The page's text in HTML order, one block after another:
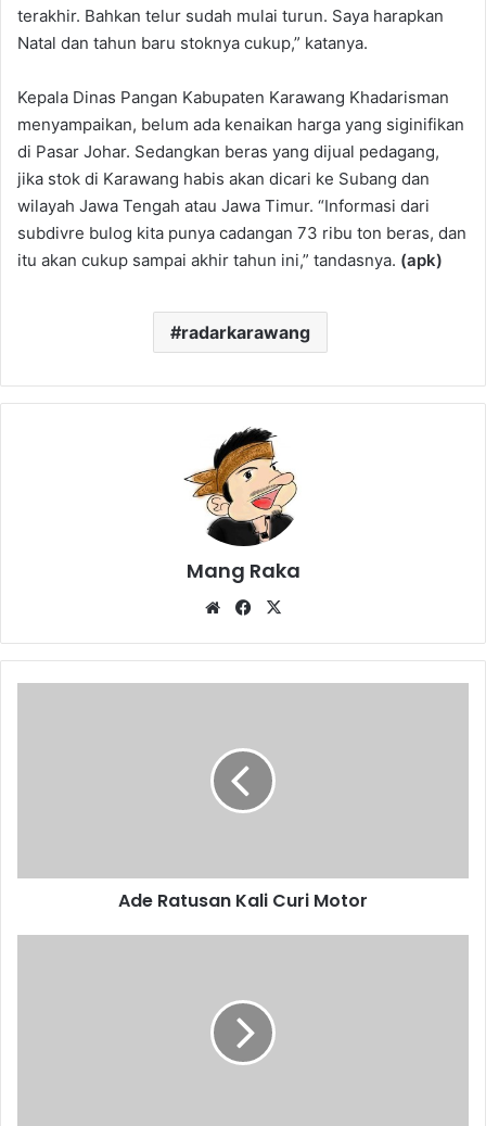
terakhir. Bahkan telur sudah mulai turun. Saya harapkan
Natal dan tahun baru stoknya cukup,” katanya.
Kepala Dinas Pangan Kabupaten Karawang Khadarisman
menyampaikan, belum ada kenaikan harga yang siginifikan
di Pasar Johar. Sedangkan beras yang dijual pedagang,
jika stok di Karawang habis akan dicari ke Subang dan
wilayah Jawa Tengah atau Jawa Timur. “Informasi dari
subdivre bulog kita punya cadangan 73 ribu ton beras, dan
itu akan cukup sampai akhir tahun ini,” tandasnya. (apk)
radarkarawang
Mang Raka
WebsiteFacebook
Ade Ratusan Kali Curi Motor